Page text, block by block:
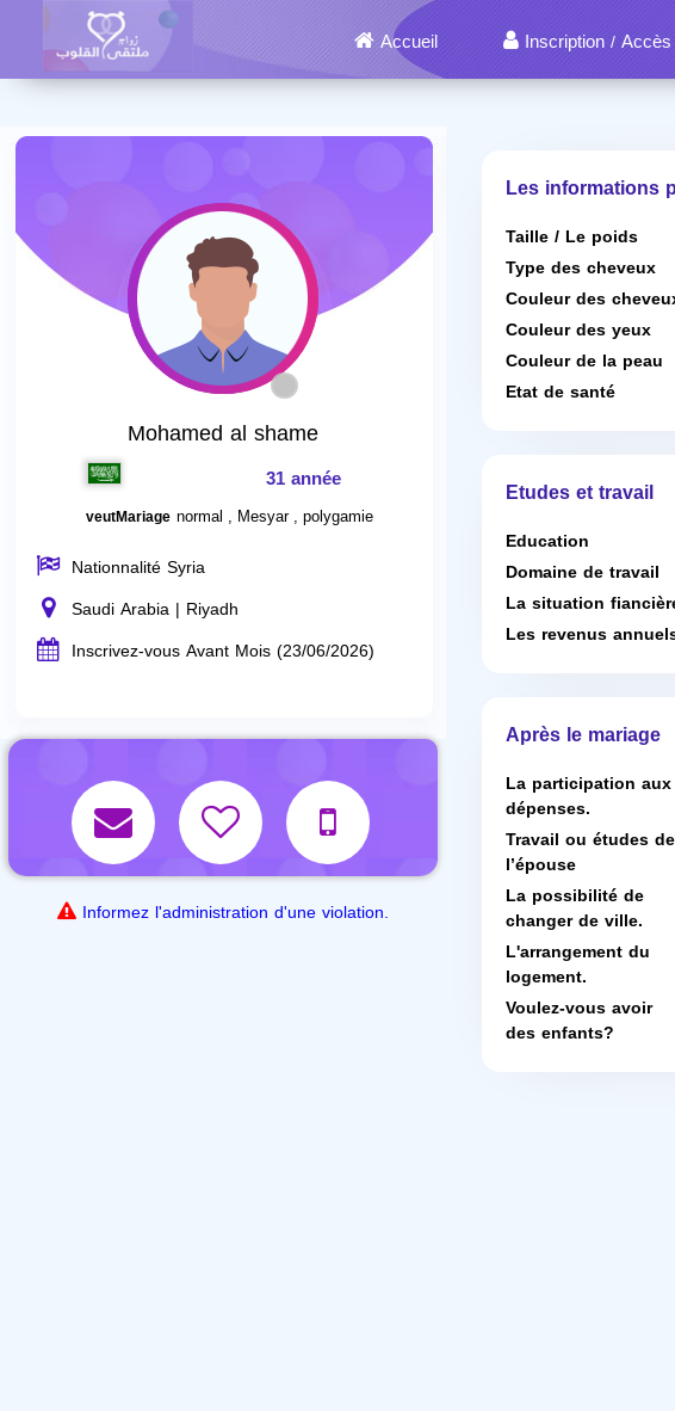
Accueil Inscription / Accès
Mohamed al shame
31 année
veutMariage normal , Mesyar , polygamie
Nationnalité Syria
Saudi Arabia | Riyadh
Inscrivez-vous Avant Mois (23/06/2026)
Informez l'administration d'une violation.
Les informations
Taille / Le poids
Type des cheveux
Couleur des
Couleur des yeux
Couleur de la peau
Etat de santé
Etudes et travail
Education
Domaine de travail
La situation
Les revenus
Après le mariage
La participation aux
dépenses.
Travail ou études de
l’épouse
La possibilité de
changer de ville.
L'arrangement du
logement.
Voulez-vous avoir
des enfants?